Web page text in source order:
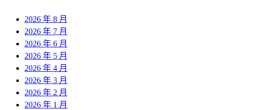
2026 年 8 月
2026 年 7 月
2026 年 6 月
2026 年 5 月
2026 年 4 月
2026 年 3 月
2026 年 2 月
2026 年 1 月